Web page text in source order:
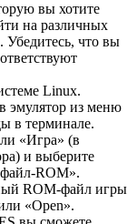
вы хотите
на различных
Убедитесь, что вы
Linux.
эмулятор из меню
в терминале.
«Игра» (в
и выберите
ROM».
ROM-файл игры
«Open».